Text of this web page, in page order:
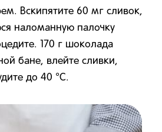
Вскипятите 60 мг сливок,
наломанную палочку
170 г шоколада
бане, влейте сливки,
до 40 °С.